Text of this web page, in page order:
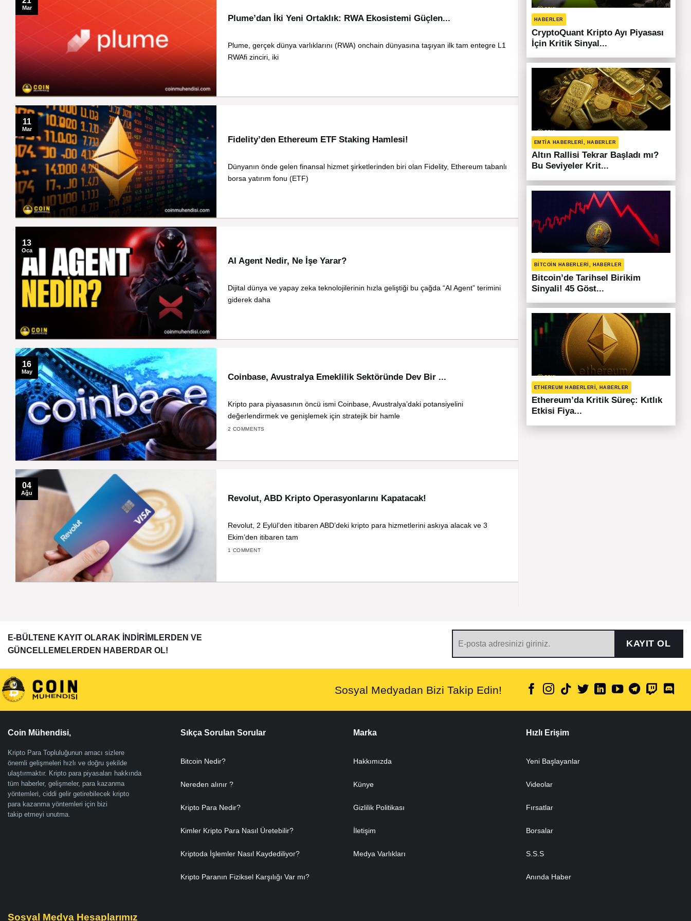
Plume’dan İki Yeni Ortaklık: RWA Ekosistemi Güçlen...
Plume, gerçek dünya varlıklarını (RWA) onchain dünyasına taşıyan ilk tam entegre L1
RWAfi zinciri, iki
Mar
Fidelity’den Ethereum ETF Staking Hamlesi!
Dünyanın önde gelen finansal hizmet şirketlerinden biri olan Fidelity, Ethereum tabanlı
borsa yatırım fonu (ETF)
11
Mar
AI Agent Nedir, Ne İşe Yarar?
Dijital dünya ve yapay zeka teknolojilerinin hızla geliştiği bu çağda “AI Agent” terimini
giderek daha
13
Oca
Coinbase, Avustralya Emeklilik Sektöründe Dev Bir ...
Kripto para piyasasının öncü ismi Coinbase, Avustralya’daki potansiyelini
değerlendirmek ve genişlemek için stratejik bir hamle
2 COMMENTS
16
May
Revolut, ABD Kripto Operasyonlarını Kapatacak!
Revolut, 2 Eylül’den itibaren ABD’deki kripto para hizmetlerini askıya alacak ve 3
Ekim’den itibaren tam
1 COMMENT
04
Ağu
HABERLER
CryptoQuant Kripto Ayı Piyasası
İçin Kritik Sinyal...
EMTIA HABERLERI, HABERLER
Altın Rallisi Tekrar Başladı mı?
Bu Seviyeler Krit...
BITCOIN HABERLERI, HABERLER
Bitcoin’de Tarihsel Birikim
Sinyali! 45 Göst...
ETHEREUM HABERLERI, HABERLER
Ethereum’da Kritik Süreç: Kıtlık
Etkisi Fiya...
E-BÜLTENE KAYIT OLARAK İNDİRİMLERDEN VE
GÜNCELLEMELERDEN HABERDAR OL!
KAYIT OL
Sosyal Medyadan Bizi Takip Edin!
Coin Mühendisi,
Kripto Para Topluluğunun amacı sizlere
önemli gelişmeleri hızlı ve doğru şekilde
ulaştırmaktır. Kripto para piyasaları hakkında
tüm haberler, gelişmeler, para kazanma
yöntemleri, ciddi gelir getirebilecek kripto
para kazanma yöntemleri için bizi
takip etmeyi unutma.
Sıkça Sorulan Sorular
Bitcoin Nedir?
Nereden alınır ?
Kripto Para Nedir?
Kimler Kripto Para Nasıl Üretebilir?
Kriptoda İşlemler Nasıl Kaydediliyor?
Kripto Paranın Fiziksel Karşılığı Var mı?
Marka
Hakkımızda
Künye
Gizlilik Politikası
İletişim
Medya Varlıkları
Hızlı Erişim
Yeni Başlayanlar
Videolar
Fırsatlar
Borsalar
S.S.S
Anında Haber
Sosyal Medya Hesaplarımız